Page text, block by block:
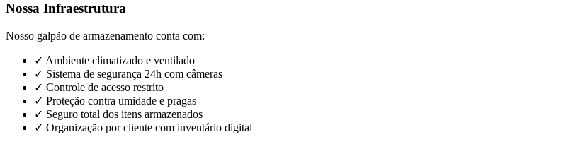
Nossa Infraestrutura
Nosso galpão de armazenamento conta com:
✓ Ambiente climatizado e ventilado
✓ Sistema de segurança 24h com câmeras
✓ Controle de acesso restrito
✓ Proteção contra umidade e pragas
✓ Seguro total dos itens armazenados
✓ Organização por cliente com inventário digital